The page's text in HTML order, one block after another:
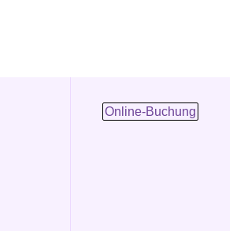
Online-Buchung